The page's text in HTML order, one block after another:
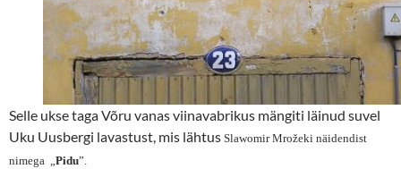
Selle ukse taga Võru vanas viinavabrikus mängiti läinud suvel
Uku Uusbergi lavastust, mis lähtus Slawomir Mrožeki näidendist
nimega „Pidu”.